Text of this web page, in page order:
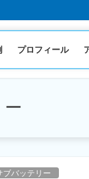
プロフィール
ブバッテリー